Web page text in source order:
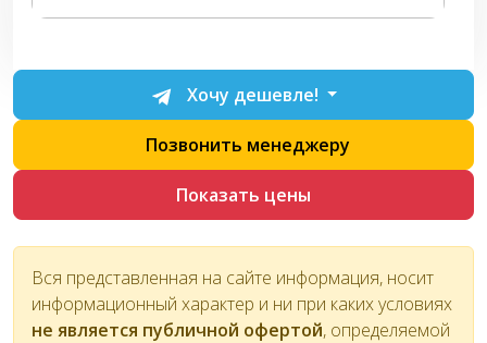
Хочу дешевле!
Позвонить менеджеру
Показать цены
Вся представленная на сайте информация, носит
информационный характер и ни при каких условиях
не является публичной офертой, определяемой